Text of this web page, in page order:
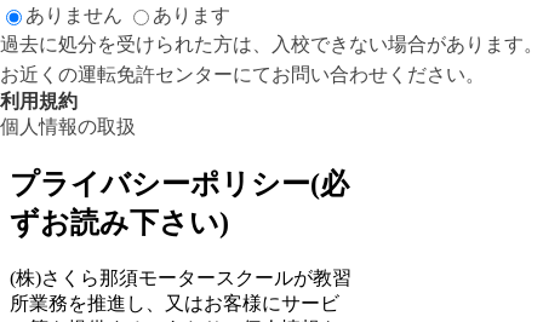
ありません
あります
過去に処分を受けられた方は、入校できない場合があります。
お近くの運転免許センターにてお問い合わせください。
利用規約
個人情報の取扱